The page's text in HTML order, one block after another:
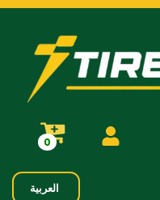
0
العربية